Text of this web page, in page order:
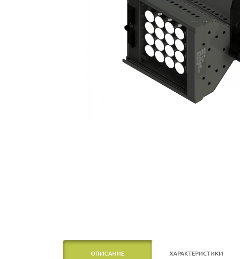
ОПИСАНИЕ ХАРАКТЕРИСТИКИ